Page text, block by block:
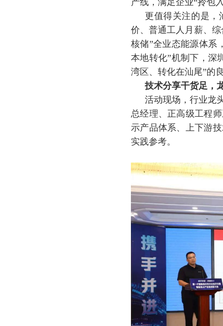
更值得关注的是，
价、普通工人月薪、
核储”全业态能源体系
本地转化”机制下，深
湾区、转化在汕尾”的
技术分享干货足，
活动现场，行业龙
总经理、正高级工程
示产品体系、上下游
实践参考。